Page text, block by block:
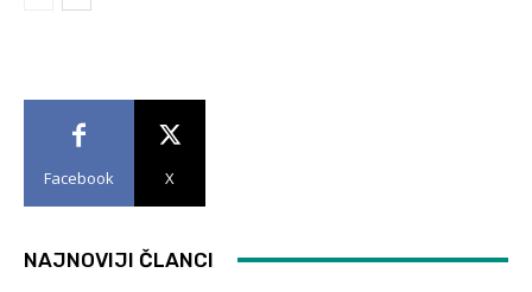
Facebook X
NAJNOVIJI ČLANCI